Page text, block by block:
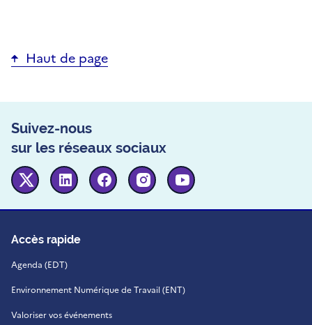
Haut de page
Suivez-nous
sur les réseaux sociaux
Twitter Linkedin FacebookInstagram
Accès rapide
Agenda (EDT)
Environnement Numérique de Travail (ENT)
Valoriser vos événements